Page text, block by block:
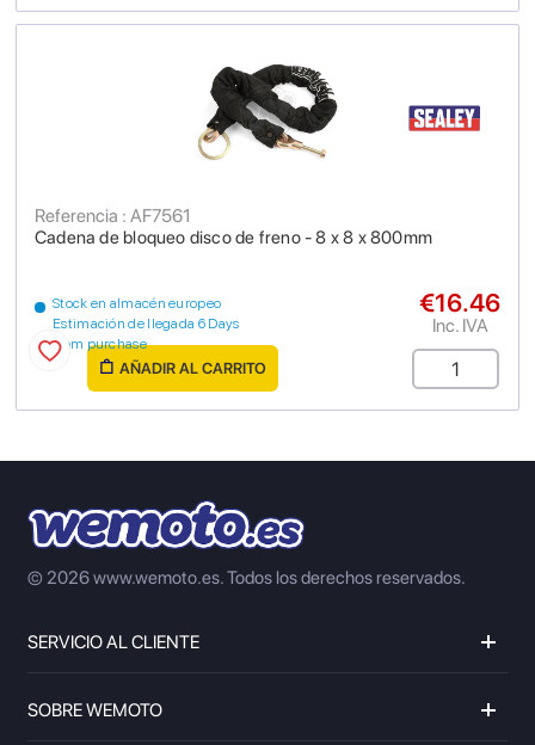
Cadena de bloqueo disco de freno - 8 x 8 x 800mm
Referencia : AF7561
Stock en almacén europeo
Estimación de llegada 6 Days
from purchase
€16.46
Inc. IVA
AÑADIR AL CARRITO
© 2026 www.wemoto.es.Todos los derechos reservados.
SERVICIO AL CLIENTE
SOBRE WEMOTO